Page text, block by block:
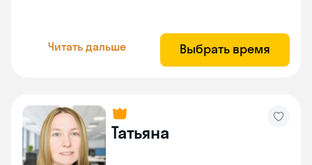
Читать дальше Выбрать время
Татьяна